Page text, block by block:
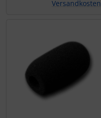
Versandkosten